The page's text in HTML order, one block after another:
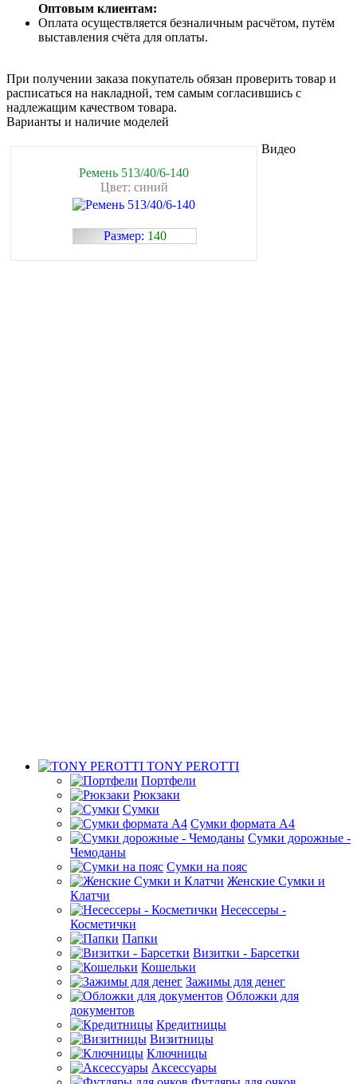
Оптовым клиентам:
Оплата осуществляется безналичным расчётом, путём
выставления счёта для оплаты.
При получении заказа покупатель обязан проверить товар и
расписаться на накладной, тем самым согласившись с
надлежащим качеством товара.
Варианты и наличие моделей
Ремень 513/40/6-140
Цвет: синий
Размер: 140
Видео
TONY PEROTTI
Портфели
Рюкзаки
Сумки
Сумки формата А4
Сумки дорожные -
Чемоданы
Сумки на пояс
Женские Сумки и
Клатчи
Несессеры -
Косметички
Папки
Визитки - Барсетки
Кошельки
Зажимы для денег
Обложки для
документов
Кредитницы
Визитницы
Ключницы
Аксессуары